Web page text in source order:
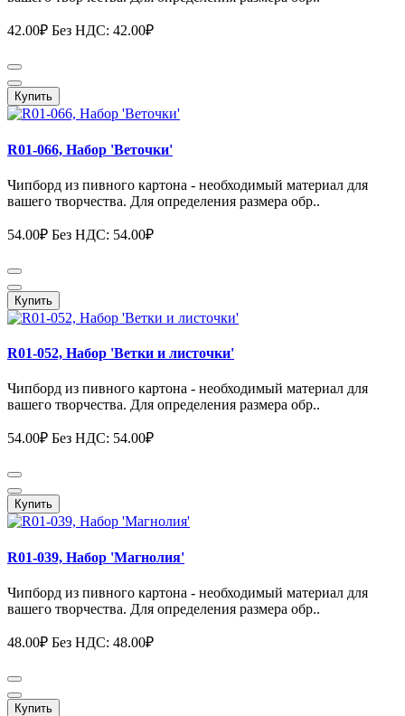
42.00₽ Без НДС: 42.00₽
Купить
R01-066, Набор 'Веточки'
Чипборд из пивного картона - необходимый материал для
вашего творчества. Для определения размера обр..
54.00₽ Без НДС: 54.00₽
Купить
R01-052, Набор 'Ветки и листочки'
Чипборд из пивного картона - необходимый материал для
вашего творчества. Для определения размера обр..
54.00₽ Без НДС: 54.00₽
Купить
R01-039, Набор 'Магнолия'
Чипборд из пивного картона - необходимый материал для
вашего творчества. Для определения размера обр..
48.00₽ Без НДС: 48.00₽
Купить